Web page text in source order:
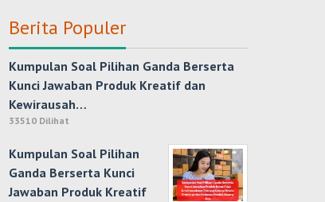
Berita Populer
Kumpulan Soal Pilihan Ganda Berserta
Kunci Jawaban Produk Kreatif dan
Kewirausah…
33510 Dilihat
Kumpulan Soal Pilihan
Ganda Berserta Kunci
Jawaban Produk Kreatif